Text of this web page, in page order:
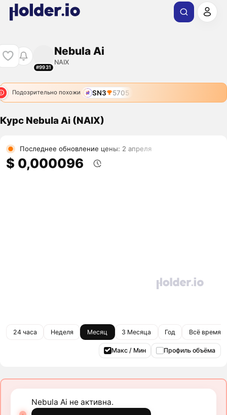
#9931
Nebula Ai
NAIX
Подозрительно похожи SN3 5705
Курс Nebula Ai (NAIX)
Последнее обновление цены: 2 апреля
$ 0,000096
24 часа Неделя Месяц 3 Месяца Год Всё время
Макс / Мин Профиль объёма
Nebula Ai не активна.